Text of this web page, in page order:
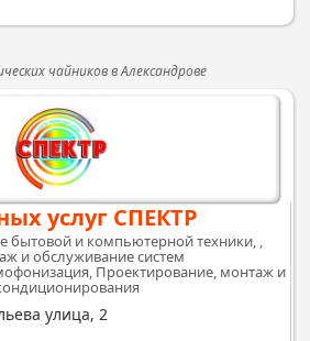
чайников в Александрове
услуг СПЕКТР
бытовой и компьютерной техники, ,
и обслуживание систем
Проектирование, монтаж и
улица, 2